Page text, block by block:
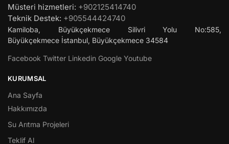
Müsteri hizmetleri: +902125414740
Teknik Destek: +905544424740
Kamiloba, Büyükçekmece Silivri Yolu No:585,
Büyükçekmece İstanbul, Büyükçekmece 34584
Facebook Twitter Linkedin Google Youtube
KURUMSAL
Ana Sayfa
Hakkımızda
Su Arıtma Projeleri
Teklif Al